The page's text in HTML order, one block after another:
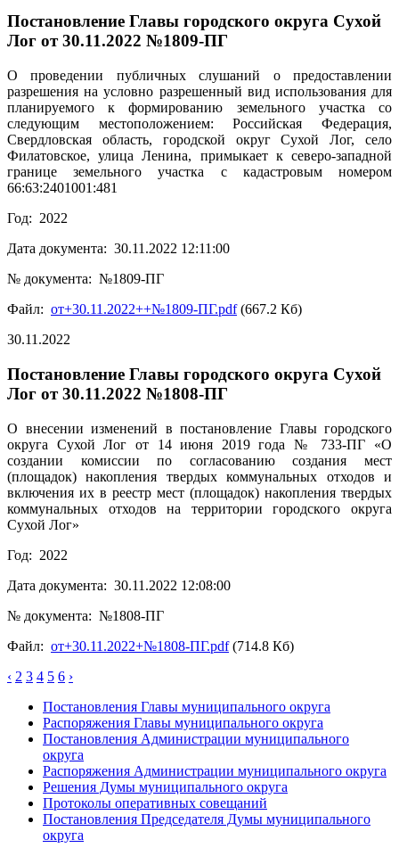
Постановление Главы городского округа Сухой
Лог от 30.11.2022 №1809-ПГ
О проведении публичных слушаний о предоставлении
разрешения на условно разрешенный вид использования для
планируемого к формированию земельного участка со
следующим местоположением: Российская Федерация,
Свердловская область, городской округ Сухой Лог, село
Филатовское, улица Ленина, примыкает к северо-западной
границе земельного участка с кадастровым номером
66:63:2401001:481
Год: 2022
Дата документа: 30.11.2022 12:11:00
№ документа: №1809-ПГ
Файл: от+30.11.2022++№1809-ПГ.pdf(667.2 Кб)
30.11.2022
Постановление Главы городского округа Сухой
Лог от 30.11.2022 №1808-ПГ
О внесении изменений в постановление Главы городского
округа Сухой Лог от 14 июня 2019 года № 733-ПГ «О
создании комиссии по согласованию создания мест
(площадок) накопления твердых коммунальных отходов и
включения их в реестр мест (площадок) накопления твердых
коммунальных отходов на территории городского округа
Сухой Лог»
Год: 2022
Дата документа: 30.11.2022 12:08:00
№ документа: №1808-ПГ
Файл: от+30.11.2022+№1808-ПГ.pdf(714.8 Кб)
‹ 2 3 4 5 6 ›
Постановления Главы муниципального округа
Распоряжения Главы муниципального округа
Постановления Администрации муниципального
округа
Распоряжения Администрации муниципального округа
Решения Думы муниципального округа
Протоколы оперативных совещаний
Постановления Председателя Думы муниципального
округа